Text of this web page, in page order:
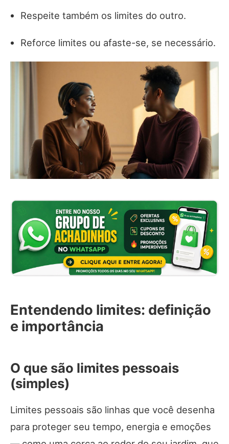
Respeite também os limites do outro.
Reforce limites ou afaste-se, se necessário.
Entendendo limites: definição
e importância
O que são limites pessoais
(simples)
Limites pessoais são linhas que você desenha
para proteger seu tempo, energia e emoções